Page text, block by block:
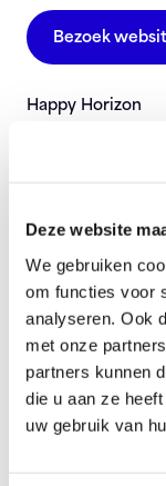
Deze website
We gebruiken
om functies voor
analyseren. Ook
met onze
partners kunnen
die u aan ze
uw gebruik van
Bezoek
Happy Horizon
Ben je zo